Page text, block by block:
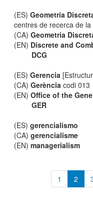
(ES)Geometría
centres de recerca de la
(CA)Geometria
(EN) Discrete and
DCG
(ES)Gerencia
(CA)Gerència codi 013
(EN)Office of the
GER
(ES)gerencialismo
(CA)gerencialisme
(EN)managerialism
1 2